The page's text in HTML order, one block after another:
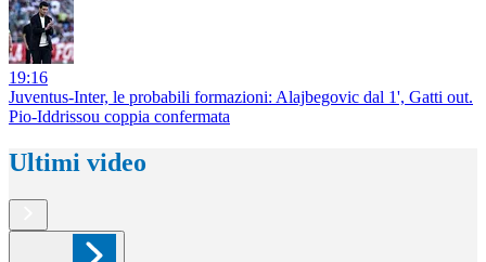
19:16
Juventus-Inter, le probabili formazioni: Alajbegovic dal 1', Gatti out.
Pio-Iddrissou coppia confermata
Ultimi video